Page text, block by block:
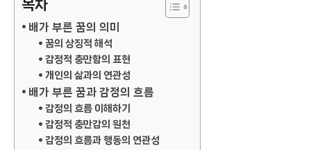
목차
배가 부른 꿈의 의미
꿈의 상징적 해석
감정적 충만함의 표현
개인의 삶과의 연관성
배가 부른 꿈과 감정의 흐름
감정의 흐름 이해하기
감정적 충만감의 원천
감정의 흐름과 행동의 연관성